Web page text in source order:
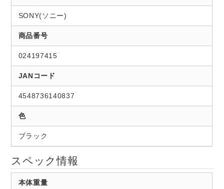
SONY(ソニー)
商品番号
024197415
JANコード
4548736140837
色
ブラック
スペック情報
本体重量